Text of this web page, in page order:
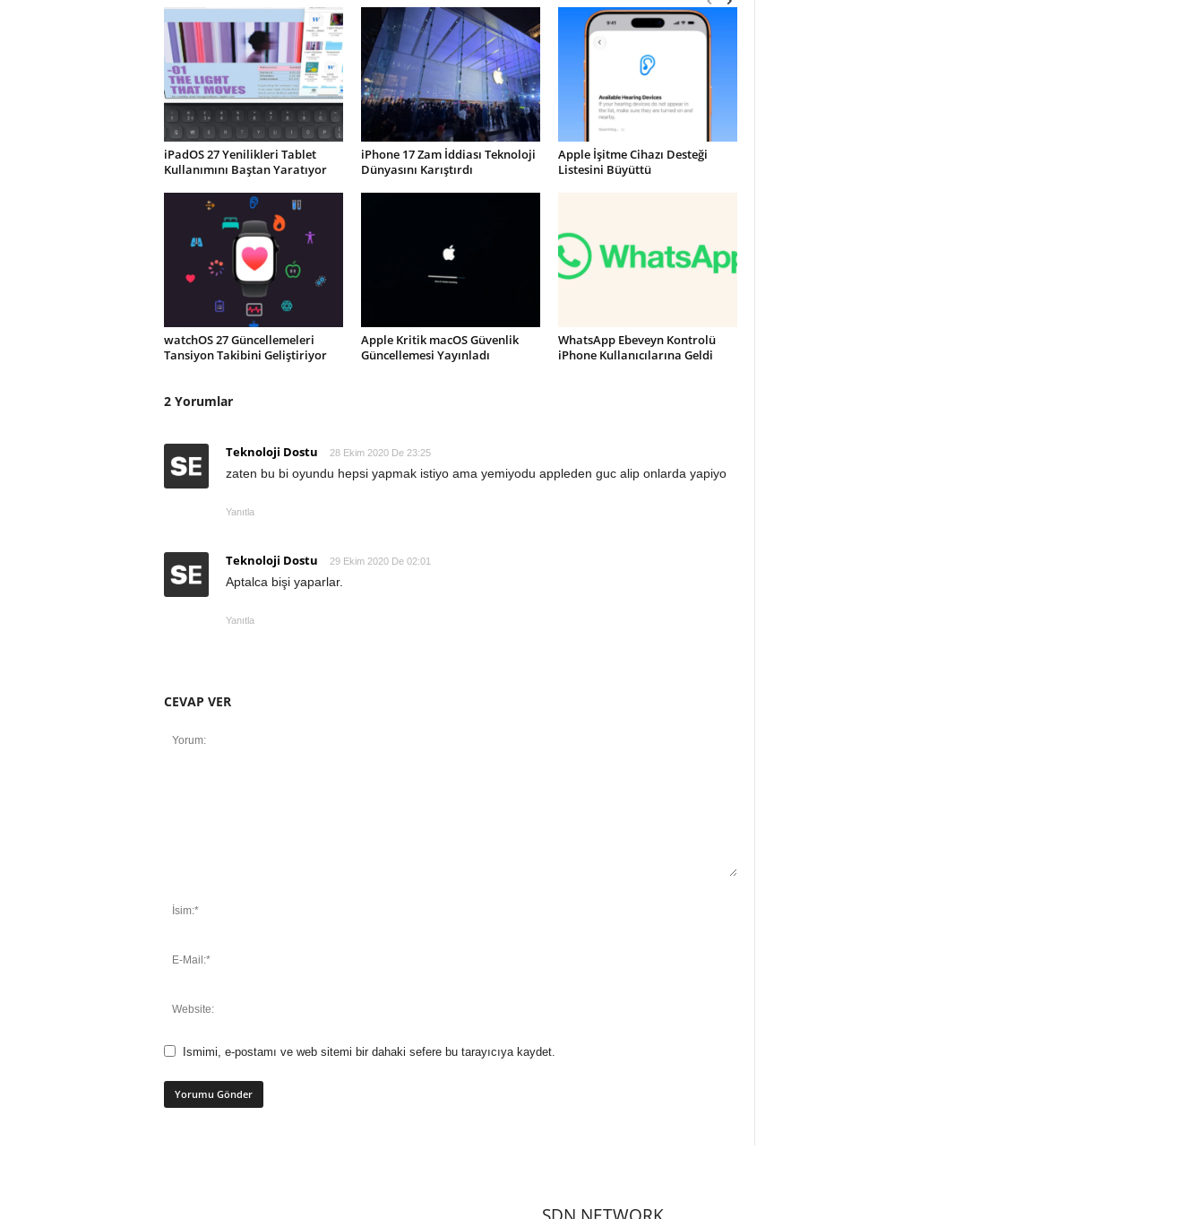
iPadOS 27 Yenilikleri Tablet
Kullanımını Baştan Yaratıyor
iPhone 17 Zam İddiası Teknoloji
Dünyasını Karıştırdı
Apple İşitme Cihazı Desteği
Listesini Büyüttü
watchOS 27 Güncellemeleri
Tansiyon Takibini Geliştiriyor
Apple Kritik macOS Güvenlik
Güncellemesi Yayınladı
WhatsApp Ebeveyn Kontrolü
iPhone Kullanıcılarına Geldi
2 Yorumlar
Teknoloji Dostu 28 Ekim 2020 De 23:25
zaten bu bi oyundu hepsi yapmak istiyo ama yemiyodu appleden guc alip onlarda yapiyo
Yanıtla
Teknoloji Dostu 29 Ekim 2020 De 02:01
Aptalca bişi yaparlar.
Yanıtla
CEVAP VER
Ismimi, e-postamı ve web sitemi bir dahaki sefere bu tarayıcıya kaydet.